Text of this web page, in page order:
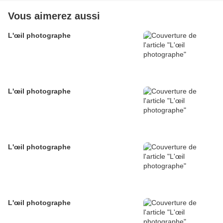
Vous aimerez aussi
L'œil photographe
L'œil photographe
L'œil photographe
L'œil photographe